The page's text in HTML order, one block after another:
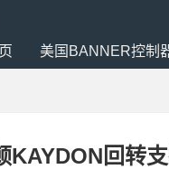
美国BANNER控制
KAYDON回转